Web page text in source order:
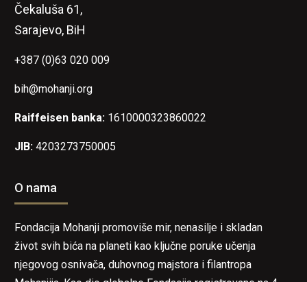
Čekaluša 61,
Sarajevo, BiH
+387 (0)63 020 009
bih@mohanji.org
Raiffeisen banka: 1610000323860022
JIB: 4203273750005
O nama
Fondacija Mohanji promoviše mir, nenasilje i skladan
život svih bića na planeti kao ključne poruke učenja
njegovog osnivača, duhovnog majstora i filantropa